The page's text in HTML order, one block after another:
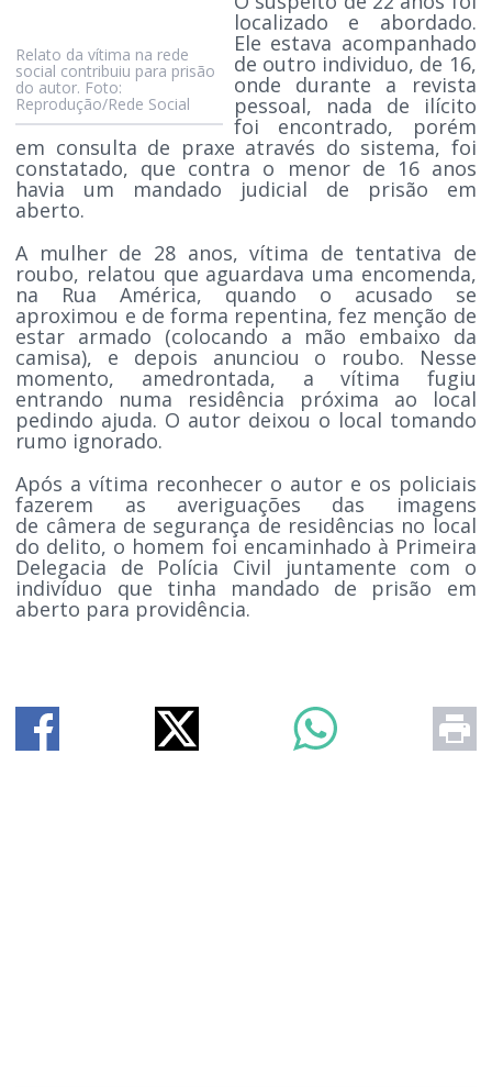
Relato da vítima na rede
social contribuiu para prisão
do autor. Foto:
Reprodução/Rede Social
localizado e abordado.
Ele estava acompanhado
de outro individuo, de 16,
onde durante a revista
pessoal, nada de ilícito
foi encontrado, porém
em consulta de praxe através do sistema, foi
constatado, que contra o menor de 16 anos
havia um mandado judicial de prisão em
aberto.
A mulher de 28 anos, vítima de tentativa de
roubo, relatou que aguardava uma encomenda,
na Rua América, quando o acusado se
aproximou e de forma repentina, fez menção de
estar armado (colocando a mão embaixo da
camisa), e depois anunciou o roubo. Nesse
momento, amedrontada, a vítima fugiu
entrando numa residência próxima ao local
pedindo ajuda. O autor deixou o local tomando
rumo ignorado.
Após a vítima reconhecer o autor e os policiais
fazerem as averiguações das imagens
de câmera de segurança de residências no local
do delito, o homem foi encaminhado à Primeira
Delegacia de Polícia Civil juntamente com o
indivíduo que tinha mandado de prisão em
aberto para providência.